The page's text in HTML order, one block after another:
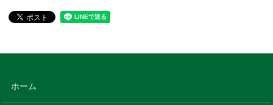
ホーム